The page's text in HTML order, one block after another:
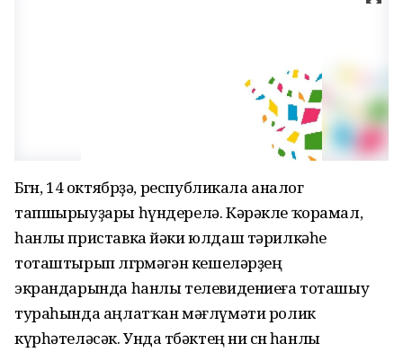
Бөгөн, 14 октябрҙә, республикала аналог
тапшырыуҙары һүндерелә. Кәрәкле ҡорамал,
һанлы приставка йәки юлдаш тәрилкәһе
тоташтырып өлгөрмәгән кешеләрҙең
экрандарында һанлы телевидениеға тоташыу
тураһында аңлатҡан мәғлүмәти ролик
күрһәтеләсәк. Унда төбәктең ни өсөн һанлы